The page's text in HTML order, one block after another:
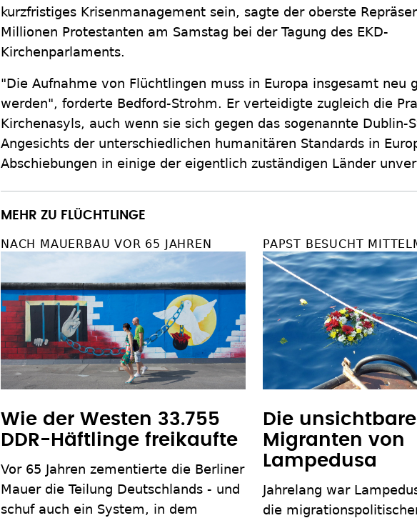
kurzfristiges Krisenmanagement sein, sagte der oberste
Millionen Protestanten am Samstag bei der Tagung des EKD-
Kirchenparlaments.
"Die Aufnahme von Flüchtlingen muss in Europa insgesamt neu
werden", forderte Bedford-Strohm. Er verteidigte zugleich die
Kirchenasyls, auch wenn sie sich gegen das sogenannte Dublin-
Angesichts der unterschiedlichen humanitären Standards in
Abschiebungen in einige der eigentlich zuständigen Länder
MEHR ZU FLÜCHTLINGE
NACH MAUERBAU VOR 65 JAHREN
Wie der Westen 33.755
DDR-Häftlinge freikaufte
Vor 65 Jahren zementierte die Berliner
Mauer die Teilung Deutschlands - und
schuf auch ein System, in dem
PAPST BESUCHT
Die
Migranten von
Lampedusa
Jahrelang war
die